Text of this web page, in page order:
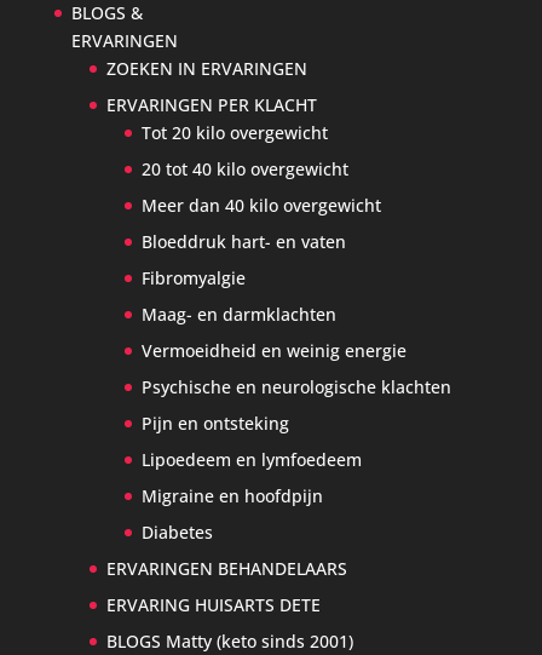
BLOGS &
ERVARINGEN
ZOEKEN IN ERVARINGEN
ERVARINGEN PER KLACHT
Tot 20 kilo overgewicht
20 tot 40 kilo overgewicht
Meer dan 40 kilo overgewicht
Bloeddruk hart- en vaten
Fibromyalgie
Maag- en darmklachten
Vermoeidheid en weinig energie
Psychische en neurologische klachten
Pijn en ontsteking
Lipoedeem en lymfoedeem
Migraine en hoofdpijn
Diabetes
ERVARINGEN BEHANDELAARS
ERVARING HUISARTS DETE
BLOGS Matty (keto sinds 2001)